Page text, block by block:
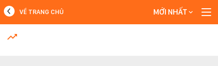
MỚI NHẤT
VỀ TRANG CHỦ MỚI NHẤT